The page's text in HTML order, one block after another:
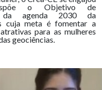
o Objetivo de
da agenda 2030 da
cuja meta é fomentar a
para as mulheres
geociências.